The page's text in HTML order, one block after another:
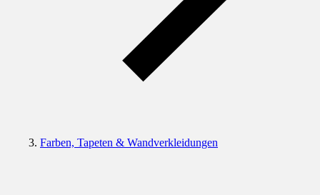
Farben, Tapeten & Wandverkleidungen